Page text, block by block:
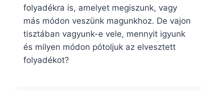
folyadékra is, amelyet megiszunk, vagy
más módon veszünk magunkhoz. De vajon
tisztában vagyunk-e vele, mennyit igyunk
és milyen módon pótoljuk az elvesztett
folyadékot?